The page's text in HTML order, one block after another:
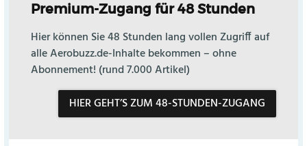
Premium-Zugang für 48 Stunden
Hier können Sie 48 Stunden lang vollen Zugriff auf
alle Aerobuzz.de-Inhalte bekommen – ohne
Abonnement! (rund 7.000 Artikel)
HIER GEHT’S ZUM 48-STUNDEN-ZUGANG